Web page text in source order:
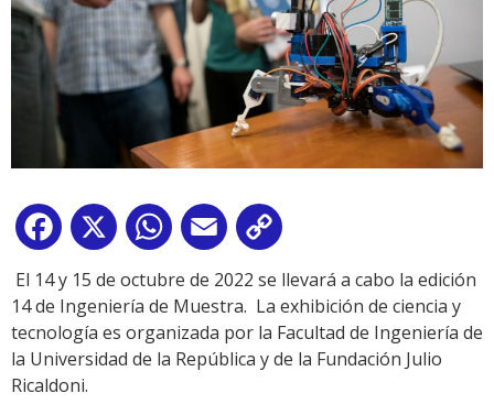
Facebook
X WhatsApp
Email
Link
El 14 y 15 de octubre de 2022 se llevará a cabo la edición
14 de Ingeniería de Muestra. La exhibición de ciencia y
tecnología es organizada por la Facultad de Ingeniería de
la Universidad de la República y de la Fundación Julio
Ricaldoni.